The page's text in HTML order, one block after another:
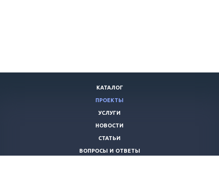
КАТАЛОГ
ПРОЕКТЫ
УСЛУГИ
НОВОСТИ
СТАТЬИ
ВОПРОСЫ И ОТВЕТЫ